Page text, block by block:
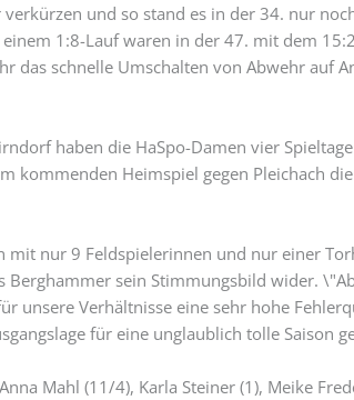
und so stand es in der 34. nur
1:8-Lauf waren in der 47. mit dem
das schnelle Umschalten von Abwehr auf
haben die HaSpo-Damen vier
kommenden Heimspiel gegen Pleichach
mit nur 9 Feldspielerinnen und nur einer
sein Stimmungsbild wider.
unsere Verhältnisse eine sehr hohe
für eine unglaublich tolle Saison
Mahl (11/4), Karla Steiner (1), Meike